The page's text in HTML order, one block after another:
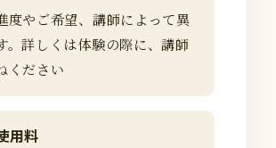
度やご希望、講師によって異
。詳しくは体験の際に、講師
ください
用料